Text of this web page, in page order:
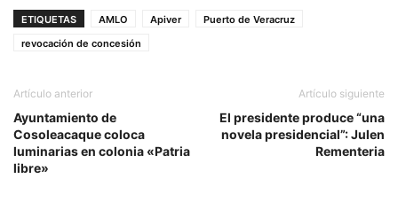
ETIQUETAS AMLO Apiver
Puerto de Veracruz
revocación de concesión
Artículo anterior
Ayuntamiento de
Cosoleacaque coloca
luminarias en colonia «Patria
libre»
Artículo siguiente
El presidente produce “una
novela presidencial”: Julen
Rementeria